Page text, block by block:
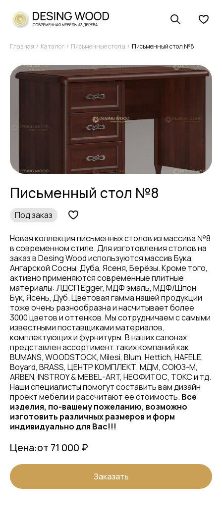
Главная Каталог Письменные столы Письменный стол №8
Письменный стол №8
Под заказ
Новая коллекция письменных столов из массива №8
в современном стиле. Для изготовления столов на
заказ в Desing Wood используются массив Бука,
Ангарской Сосны, Дуба, Ясеня, Берёзы. Кроме того,
активно применяются современные плитные
материалы: ЛДСП Egger, МДФ эмаль, МДФ/Шпон
Бук, Ясень, Дуб. Цветовая гамма нашей продукции
тоже очень разнообразна и насчитывает более
3000 цветов и оттенков. Мы сотрудничаем с самыми
известными поставщиками материалов,
комплектующих и фурнитуры. В наших салонах
представлен ассортимент таких компаний как
BUMANS, WOODSTOCK, Milesi, Blum, Hettich, HAFELE,
Boyard, BRASS, ЦЕНТР КОМПЛЕКТ, МДМ, СОЮЗ-М,
ARBEN, INSTROY & MEBEL-ART, НЕОФИТОС, ТОКС и тд.
Наши специалисты помогут составить вам дизайн
проект мебели и рассчитают ее стоимость. Все
изделия, по-вашему пожеланию, возможно
изготовить различных размеров и форм
индивидуально для Вас!!!
Цена:от 71 000 ₽
Заказать